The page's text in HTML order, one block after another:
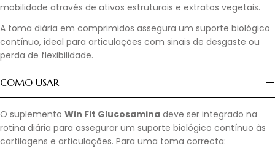
mobilidade através de ativos estruturais e extratos vegetais.
A toma diária em comprimidos assegura um suporte biológico
contínuo, ideal para articulações com sinais de desgaste ou
perda de flexibilidade.
COMO USAR
O suplemento Win Fit Glucosamina deve ser integrado na
rotina diária para assegurar um suporte biológico contínuo às
cartilagens e articulações. Para uma toma correcta: